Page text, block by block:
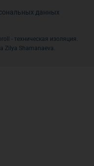
данных
- техническая изоляция.
Zilya Shamanaeva.